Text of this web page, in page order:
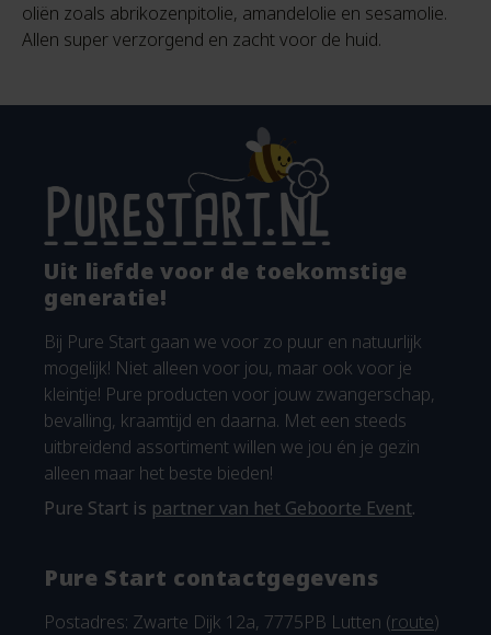
oliën zoals abrikozenpitolie, amandelolie en sesamolie.
Allen super verzorgend en zacht voor de huid.
Uit liefde voor de toekomstige
generatie!
Bij Pure Start gaan we voor zo puur en natuurlijk
mogelijk! Niet alleen voor jou, maar ook voor je
kleintje! Pure producten voor jouw zwangerschap,
bevalling, kraamtijd en daarna. Met een steeds
uitbreidend assortiment willen we jou én je gezin
alleen maar het beste bieden!
Pure Start is partner van het Geboorte Event.
Pure Start contactgegevens
Postadres: Zwarte Dijk 12a, 7775PB Lutten (route)